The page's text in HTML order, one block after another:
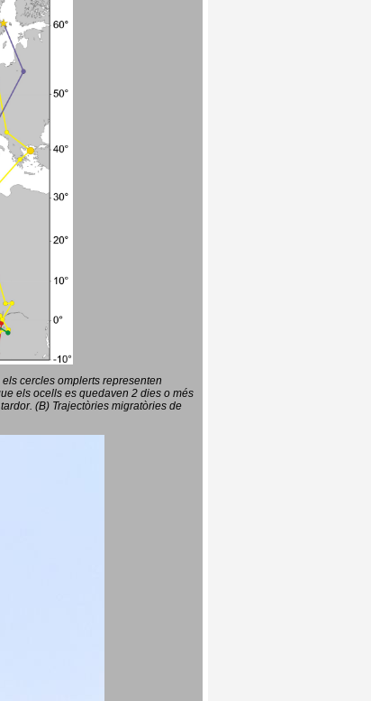
cercles omplerts representen
els ocells es quedaven 2 dies o més
(B) Trajectòries migratòries de